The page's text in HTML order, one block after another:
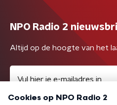
NPO Radio 2
Altijd op de hoogte van het